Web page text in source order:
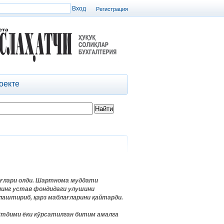
Регистрация
олди. Шартнома муддати
устав фондидаги улушини
қарз маблағларини қайтарди.
ёки кўрсатилган битим амалга